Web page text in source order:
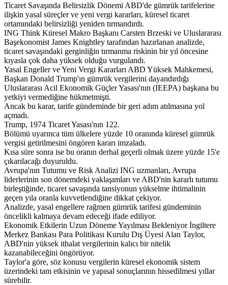
Ticaret Savaşında Belirsizlik Dönemi ABD'de gümrük tarifelerine
ilişkin yasal süreçler ve yeni vergi kararları, küresel ticaret
ortamındaki belirsizliği yeniden tırmandırdı.
ING Think Küresel Makro Başkanı Carsten Brzeski ve Uluslararası
Başekonomist James Knightley tarafından hazırlanan analizde,
ticaret savaşındaki gerginliğin tırmanma riskinin bir yıl öncesine
kıyasla çok daha yüksek olduğu vurgulandı.
Yasal Engeller ve Yeni Vergi Kararları ABD Yüksek Mahkemesi,
Başkan Donald Trump'ın gümrük vergilerini dayandırdığı
Uluslararası Acil Ekonomik Güçler Yasası'nın (IEEPA) başkana bu
yetkiyi vermediğine hükmetmişti.
Ancak bu karar, tarife gündeminde bir geri adım atılmasına yol
açmadı.
Trump, 1974 Ticaret Yasası'nın 122.
Bölümü uyarınca tüm ülkelere yüzde 10 oranında küresel gümrük
vergisi getirilmesini öngören kararı imzaladı.
Kısa süre sonra ise bu oranın derhal geçerli olmak üzere yüzde 15'e
çıkarılacağı duyuruldu.
Avrupa'nın Tutumu ve Risk Analizi ING uzmanları, Avrupa
liderlerinin son dönemdeki yaklaşımları ve ABD'nin kararlı tutumu
birleştiğinde, ticaret savaşında tansiyonun yükselme ihtimalinin
geçen yıla oranla kuvvetlendiğine dikkat çekiyor.
Analizde, yasal engellere rağmen gümrük tarifesi gündeminin
öncelikli kalmaya devam edeceği ifade ediliyor.
Ekonomik Etkilerin Uzun Döneme Yayılması Bekleniyor İngiltere
Merkez Bankası Para Politikası Kurulu Dış Üyesi Alan Taylor,
ABD'nin yüksek ithalat vergilerinin kalıcı bir nitelik
kazanabileceğini öngörüyor.
Taylor'a göre, söz konusu vergilerin küresel ekonomik sistem
üzerindeki tam etkisinin ve yapısal sonuçlarının hissedilmesi yıllar
sürebilir.